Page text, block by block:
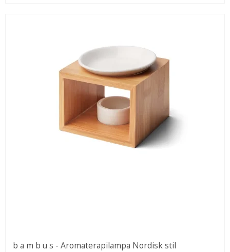
b a m b u s - Aromaterapilampa Nordisk stil